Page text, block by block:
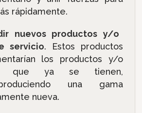
rápidamente.
nuevos productos y/o
servicio. Estos productos
los productos y/o
que ya se tienen,
una gama
nueva.